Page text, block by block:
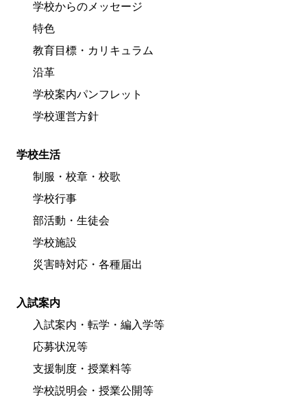
学校からのメッセージ
特色
教育目標・カリキュラム
沿革
学校案内パンフレット
学校運営方針
学校生活
制服・校章・校歌
学校行事
部活動・生徒会
学校施設
災害時対応・各種届出
入試案内
入試案内・転学・編入学等
応募状況等
支援制度・授業料等
学校説明会・授業公開等